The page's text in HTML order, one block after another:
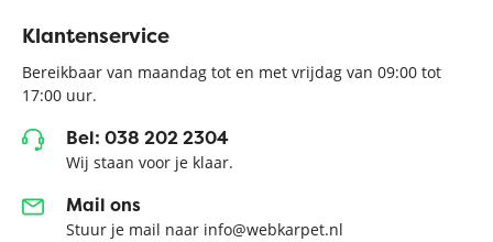
Klantenservice
Bereikbaar van maandag tot en met vrijdag van 09:00 tot
17:00 uur.
Bel: 038 202 2304
Wij staan voor je klaar.
Mail ons
Stuur je mail naar info@webkarpet.nl